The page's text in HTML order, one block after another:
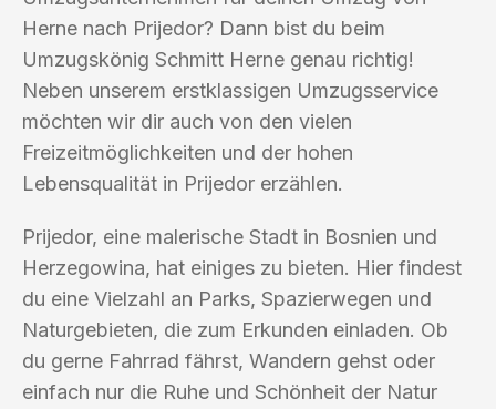
Herne nach Prijedor? Dann bist du beim
Umzugskönig Schmitt Herne genau richtig!
Neben unserem erstklassigen Umzugsservice
möchten wir dir auch von den vielen
Freizeitmöglichkeiten und der hohen
Lebensqualität in Prijedor erzählen.
Prijedor, eine malerische Stadt in Bosnien und
Herzegowina, hat einiges zu bieten. Hier findest
du eine Vielzahl an Parks, Spazierwegen und
Naturgebieten, die zum Erkunden einladen. Ob
du gerne Fahrrad fährst, Wandern gehst oder
einfach nur die Ruhe und Schönheit der Natur